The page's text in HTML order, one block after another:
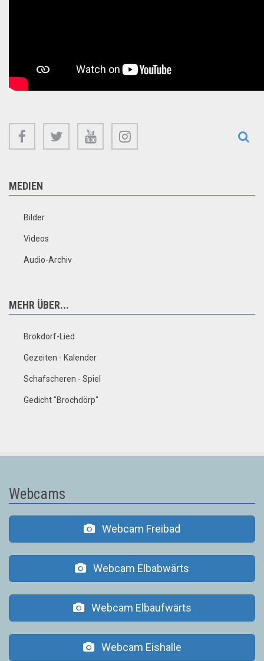
facebook twitter youtube
MEDIEN
Bilder
Videos
Audio-Archiv
MEHR ÜBER...
Brokdorf-Lied
Gezeiten - Kalender
Schafscheren - Spiel
Gedicht "Brochdörp"
Webcams
Webcam Freibad
Webcam Elbabwärts
Webcam Elbaufwärts
Webcam Eishalle